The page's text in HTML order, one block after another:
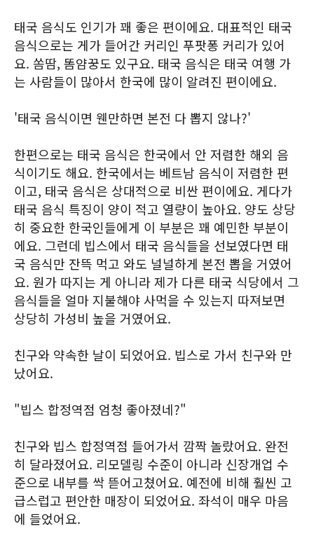
태국 음식도 인기가 꽤 좋은 편이에요. 대표적인 태국
음식으로는 게가 들어간 커리인 푸팟퐁 커리가 있어
요. 쏨땀, 똠얌꿍도 있구요. 태국 음식은 태국 여행 가
는 사람들이 많아서 한국에 많이 알려진 편이에요.
'태국 음식이면 웬만하면 본전 다 뽑지 않나?'
한편으로는 태국 음식은 한국에서 안 저렴한 해외 음
식이기도 해요. 한국에서는 베트남 음식이 저렴한 편
이고, 태국 음식은 상대적으로 비싼 편이에요. 게다가
태국 음식 특징이 양이 적고 열량이 높아요. 양도 상당
히 중요한 한국인들에게 이 부분은 꽤 예민한 부분이
에요. 그런데 빕스에서 태국 음식들을 선보였다면 태
국 음식만 잔뜩 먹고 와도 널널하게 본전 뽑을 거였어
요. 원가 따지는 게 아니라 제가 다른 태국 식당에서 그
음식들을 얼마 지불해야 사먹을 수 있는지 따져보면
상당히 가성비 높을 거였어요.
친구와 약속한 날이 되었어요. 빕스로 가서 친구와 만
났어요.
"빕스 합정역점 엄청 좋아졌네?"
친구와 빕스 합정역점 들어가서 깜짝 놀랐어요. 완전
히 달라졌어요. 리모델링 수준이 아니라 신장개업 수
준으로 내부를 싹 뜯어고쳤어요. 예전에 비해 훨씬 고
급스럽고 편안한 매장이 되었어요. 좌석이 매우 마음
에 들었어요.